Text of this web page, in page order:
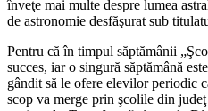
înveţe mai multe despre lumea
de astronomie desfăşurat sub
Pentru că în timpul săptămânii
succes, iar o singură săptămână
gândit să le ofere elevilor periodic
scop va merge prin şcolile din